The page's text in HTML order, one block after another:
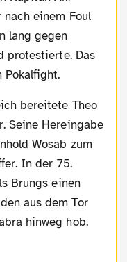
einem Foul
lang gegen
protestierte. Das
Pokalfight.
Seine Hereingabe
Wosab zum
In der 75.
Brungs einen
aus dem Tor
hinweg hob.